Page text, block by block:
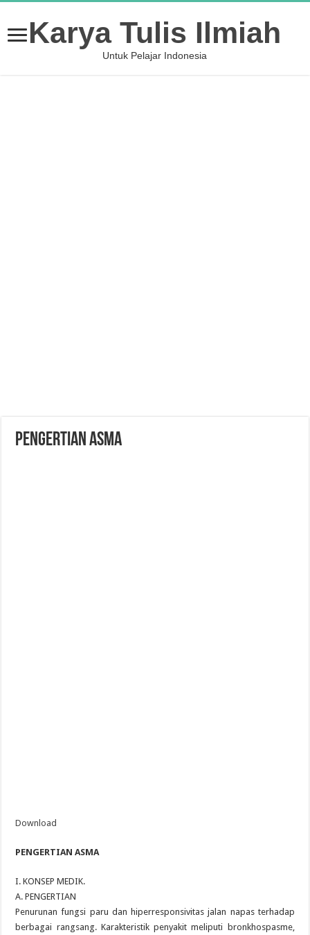
Karya Tulis Ilmiah
Untuk Pelajar Indonesia
PENGERTIAN ASMA
Download
PENGERTIAN ASMA
I. KONSEP MEDIK.
A. PENGERTIAN
Penurunan fungsi paru dan hiperresponsivitas jalan napas terhadap
berbagai rangsang. Karakteristik penyakit meliputi bronkhospasme,